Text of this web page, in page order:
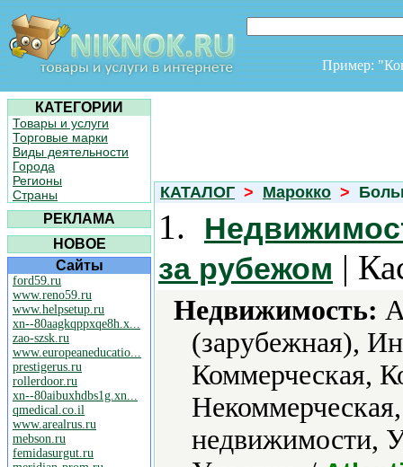
Пример:
КАТЕГОРИИ
Товары и услуги
Торговые марки
Виды деятельности
Города
Регионы
Страны
РЕКЛАМА
НОВОЕ
Сайты
ford59.ru
www.reno59.ru
www.helpsetup.ru
xn--80aagkqppxqe8h.x...
zao-szsk.ru
www.europeaneducatio...
prestigerus.ru
rollerdoor.ru
xn--80aibuxhdbs1g.xn...
qmedical.co.il
www.arealrus.ru
mebson.ru
femidasurgut.ru
КАТАЛОГ > Марокко >
1.
за рубежом |
Недвижимость:
(зарубежная),
Коммерческая,
недвижимости,